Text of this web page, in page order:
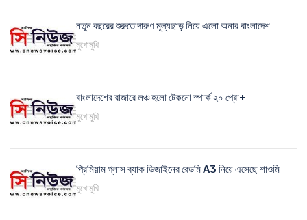
নতুন বছরের শুরুতে দারুণ মূল্যছাড় নিয়ে এলো অনার বাংলাদেশ
মুখোমুখি
বাংলাদেশের বাজারে লঞ্চ হলো টেকনো স্পার্ক ২০ প্রো+
মুখোমুখি
প্রিমিয়াম গ্লাস ব্যাক ডিজাইনের রেডমি A3 নিয়ে এসেছে শাওমি
মুখোমুখি